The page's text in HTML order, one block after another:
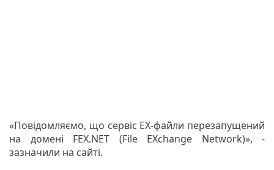
«Повідомляємо, що сервіс ЕХ-файли перезапущений
на домені FEX.NET (File EXchange Network)», -
зазначили на сайті.